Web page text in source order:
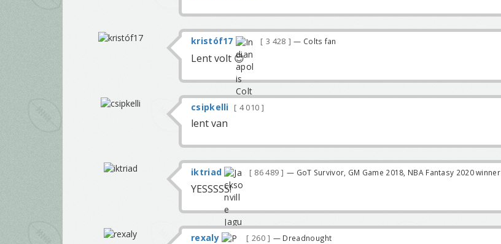
kristóf17 3 428 — Colts fan
Lent volt 😊
csipkelli 4 010
lent van
iktriad 86 489 — GoT Survivor, GM Game 2018, NBA Fantasy 2020 winner
YESSSSS!
rexaly 260 — Dreadnought